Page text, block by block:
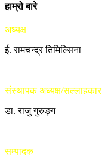
हाम्रो बारे
अध्यक्ष
ई. रामचन्द्र तिमिल्सिना
संस्थापक अध्यक्ष/सल्लाहकार
डा. राजु गुरुङ्ग
सम्पादक